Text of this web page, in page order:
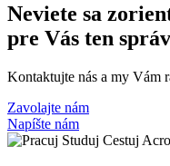
Neviete sa
pre Vás ten
Kontaktujte nás a my Vám
Zavolajte nám
Napíšte nám